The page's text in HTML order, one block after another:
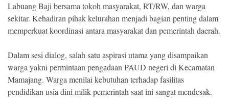
Labuang Baji bersama tokoh masyarakat, RT/RW, dan warga
sekitar. Kehadiran pihak kelurahan menjadi bagian penting dalam
memperkuat koordinasi antara masyarakat dan pemerintah daerah.
Dalam sesi dialog, salah satu aspirasi utama yang disampaikan
warga yakni permintaan pengadaan PAUD negeri di Kecamatan
Mamajang. Warga menilai kebutuhan terhadap fasilitas
pendidikan usia dini milik pemerintah saat ini sangat mendesak.